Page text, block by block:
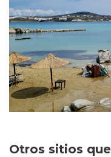
Otros sitios